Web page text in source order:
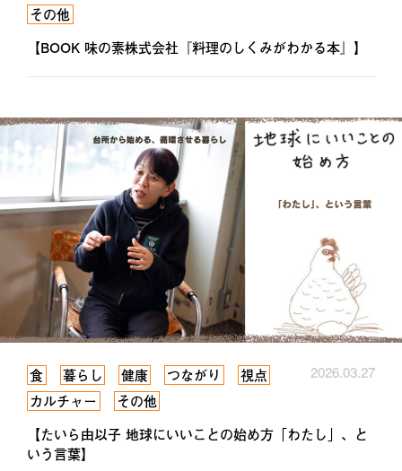
その他
【BOOK 味の素株式会社『料理のしくみがわかる本』】
食 暮らし 健康 つながり
視点
カルチャー
その他
2026.03.27
【たいら由以子 地球にいいことの始め方「わたし」、と
いう言葉】